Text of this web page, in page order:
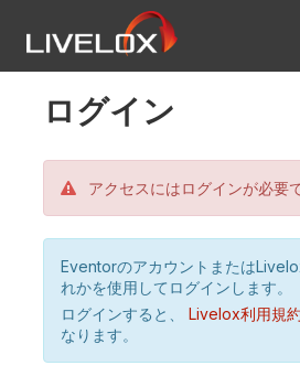
ログイン
アクセスにはログインが必要で
Eventorのアカウントまたは
れかを使用してログインします。
ログインすると、
Livelox利用規約
なります。